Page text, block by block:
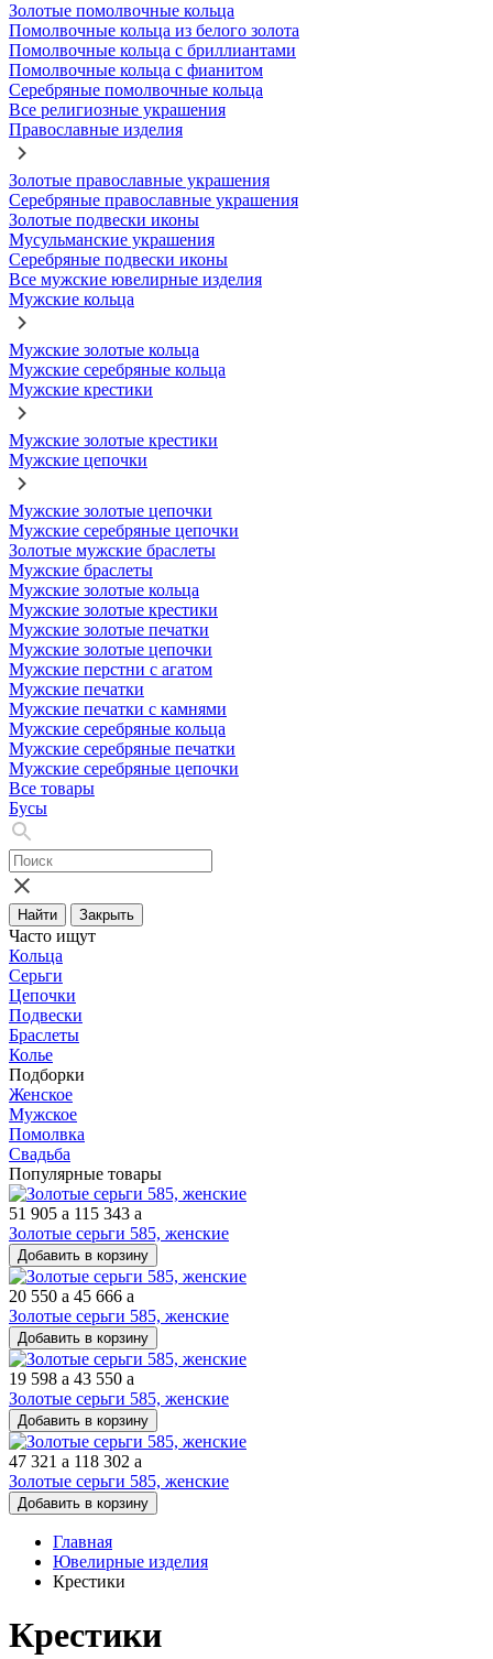
Золотые помолвочные кольца
Помолвочные кольца из белого золота
Помолвочные кольца с бриллиантами
Помолвочные кольца с фианитом
Серебряные помолвочные кольца
Все религиозные украшения
Православные изделия
Золотые православные украшения
Серебряные православные украшения
Золотые подвески иконы
Мусульманские украшения
Серебряные подвески иконы
Все мужские ювелирные изделия
Мужские кольца
Мужские золотые кольца
Мужские серебряные кольца
Мужские крестики
Мужские золотые крестики
Мужские цепочки
Мужские золотые цепочки
Мужские серебряные цепочки
Золотые мужские браслеты
Мужские браслеты
Мужские золотые кольца
Мужские золотые крестики
Мужские золотые печатки
Мужские золотые цепочки
Мужские перстни с агатом
Мужские печатки
Мужские печатки с камнями
Мужские серебряные кольца
Мужские серебряные печатки
Мужские серебряные цепочки
Все товары
Бусы
Найти Закрыть
Часто ищут
Кольца
Серьги
Цепочки
Подвески
Браслеты
Колье
Подборки
Женское
Мужское
Помолвка
Свадьба
Популярные товары
51 905 a 115 343 a
Золотые серьги 585, женские
Добавить в корзину
20 550 a 45 666 a
Золотые серьги 585, женские
Добавить в корзину
19 598 a 43 550 a
Золотые серьги 585, женские
Добавить в корзину
47 321 a 118 302 a
Золотые серьги 585, женские
Добавить в корзину
Главная
Ювелирные изделия
Крестики
Крестики